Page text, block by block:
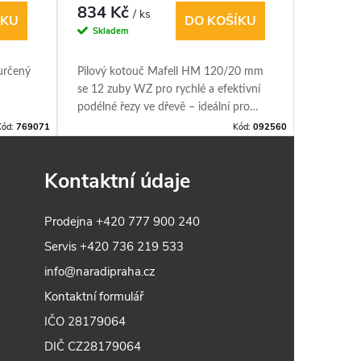
769071
834 Kč/ ks
Skladem
DO KOŠÍKU
Pilový kotouč Mafell HM 120/20 mm
se 12 zuby WZ pro rychlé a efektivní
podélné řezy ve dřevě – ideální pro
masiv, fošny i konstrukční materiály.
Kód: 092560
Kontaktní údaje
Prodejna+420 777 900 240
Servis+420 736 219 533
info@naradipraha.cz
Kontaktní formulář
IČO 28179064
DIČ CZ28179064